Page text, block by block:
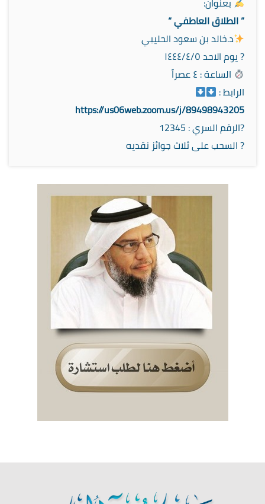
” الطلاق العاطفي “
د.خالد بن سعود الحليبي
‏? يوم الاحد ١٤٤٤/٤/٥
الساعة : ٤ عصراً
‏الرابط :
https://us06web.zoom.us/j/89498943205
‏?الرقم السري : 12345
? السحب على ثلاث جوائز نقديه